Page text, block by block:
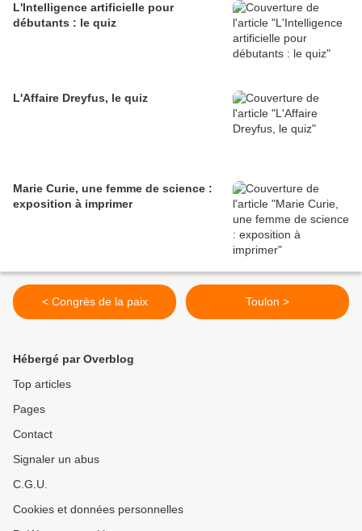
L'Intelligence artificielle pour
débutants : le quiz
L'Affaire Dreyfus, le quiz
Marie Curie, une femme de science :
exposition à imprimer
< Congrès de la paix Toulon >
Hébergé par Overblog
Top articles
Pages
Contact
Signaler un abus
C.G.U.
Cookies et données personnelles